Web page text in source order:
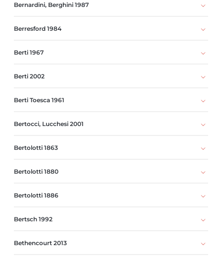
Bernardini, Berghini 1987
Berresford 1984
Berti 1967
Berti 2002
Berti Toesca 1961
Bertocci, Lucchesi 2001
Bertolotti 1863
Bertolotti 1880
Bertolotti 1886
Bertsch 1992
Bethencourt 2013